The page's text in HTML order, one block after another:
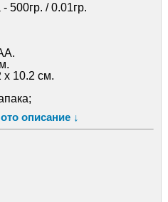
500гр. / 0.01гр.
х 10.2 см.
описание ↓